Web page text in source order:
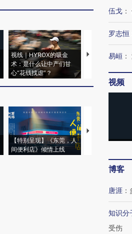
视线｜HYROX的吸金
术：是什么让中产们甘
心“花钱找虐”？
马航飞行员跨
【特别呈现】《东莞，人
间便利店》倾情上线
【推广】走进第
会，让数智科
伍戈 ：
罗志恒
易峘 ：
视频
博客
唐涯 ：
知识分
受伤